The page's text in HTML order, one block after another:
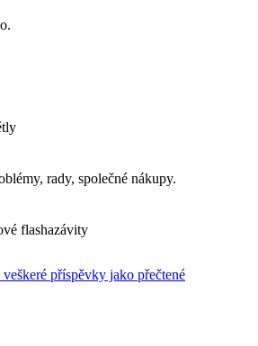
rady, společné nákupy.
flashazávity
veškeré příspěvky jako přečtené